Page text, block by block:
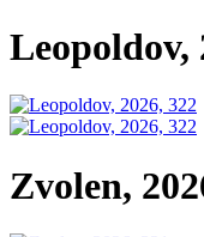
Leopoldov,
Zvolen,